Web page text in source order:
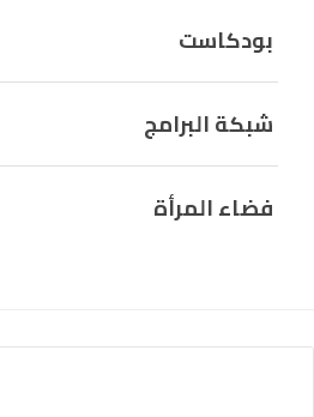
بودكاست
شبكة البرامج
فضاء المرأة